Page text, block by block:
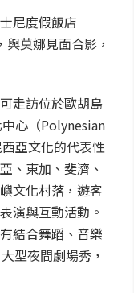
尼度假飯店
與莫娜見面合影，
走訪位於歐胡島
心（Polynesian
亞文化的代表性
、東加、斐濟、
文化村落，遊客
演與互動活動。
結合舞蹈、音樂
型夜間劇場秀，